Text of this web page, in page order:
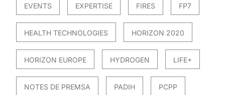
EVENTS EXPERTISE FIRES FP7
HEALTH TECHNOLOGIES HORIZON 2020
HORIZON EUROPE HYDROGEN LIFE+
NOTES DE PREMSA PADIH PCPP